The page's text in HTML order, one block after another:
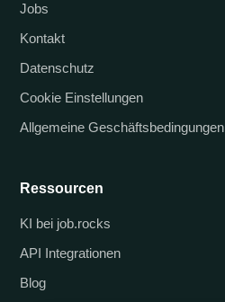
Jobs
Kontakt
Datenschutz
Cookie Einstellungen
Allgemeine Geschäftsbedingungen
Ressourcen
KI bei job.rocks
API Integrationen
Blog